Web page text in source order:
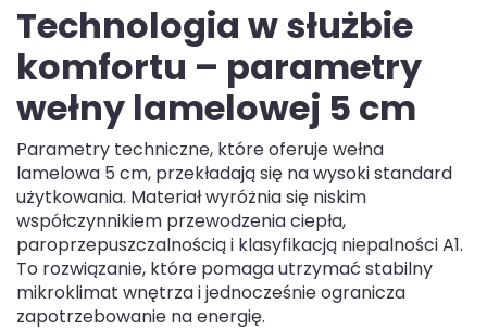
Technologia w służbie
komfortu – parametry
wełny lamelowej 5 cm
Parametry techniczne, które oferuje wełna
lamelowa 5 cm, przekładają się na wysoki standard
użytkowania. Materiał wyróżnia się niskim
współczynnikiem przewodzenia ciepła,
paroprzepuszczalnością i klasyfikacją niepalności A1.
To rozwiązanie, które pomaga utrzymać stabilny
mikroklimat wnętrza i jednocześnie ogranicza
zapotrzebowanie na energię.